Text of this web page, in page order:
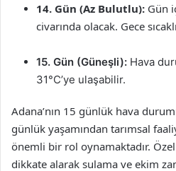
14. Gün (Az Bulutlu): Gün
civarında olacak. Gece
15. Gün (Güneşli): Hava
31°C’ye ulaşabilir.
Adana’nın 15 günlük hava
günlük yaşamından tarımsal
önemli bir rol oynamaktadır.
dikkate alarak sulama ve ekim